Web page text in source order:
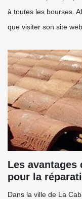
à toutes les bourses.
que visiter son site web.
Les avantages
pour la
Dans la ville de La